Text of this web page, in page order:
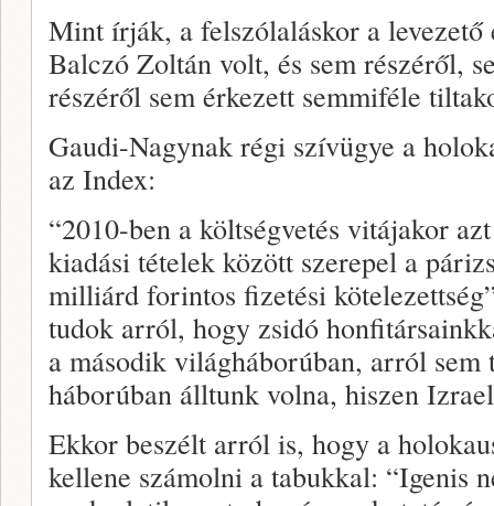
Mint írják, a felszólaláskor a
Balczó Zoltán volt, és sem részéről,
részéről sem érkezett semmiféle
Gaudi-Nagynak régi szívügye a
az Index:
“2010-ben a költségvetés vitájakor
kiadási tételek között szerepel a
milliárd forintos fizetési
tudok arról, hogy zsidó
a második világháborúban, arról
háborúban álltunk volna, hiszen
Ekkor beszélt arról is, hogy a
kellene számolni a tabukkal: “Igenis